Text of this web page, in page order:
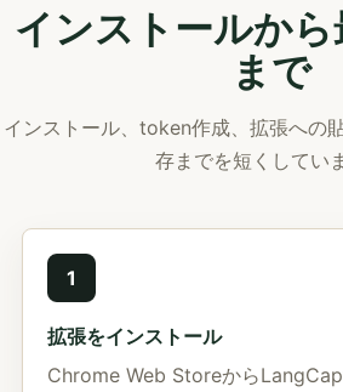
インストールか
まで
インストール、token作成、拡張への
存までを短くしてい
1
拡張をインストール
Chrome Web Storeから